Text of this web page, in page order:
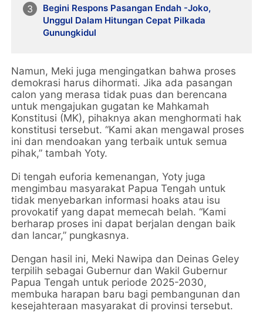
Begini Respons Pasangan Endah -Joko,
Unggul Dalam Hitungan Cepat Pilkada
Gunungkidul
Namun, Meki juga mengingatkan bahwa proses
demokrasi harus dihormati. Jika ada pasangan
calon yang merasa tidak puas dan berencana
untuk mengajukan gugatan ke Mahkamah
Konstitusi (MK), pihaknya akan menghormati hak
konstitusi tersebut. “Kami akan mengawal proses
ini dan mendoakan yang terbaik untuk semua
pihak,” tambah Yoty.
Di tengah euforia kemenangan, Yoty juga
mengimbau masyarakat Papua Tengah untuk
tidak menyebarkan informasi hoaks atau isu
provokatif yang dapat memecah belah. “Kami
berharap proses ini dapat berjalan dengan baik
dan lancar,” pungkasnya.
Dengan hasil ini, Meki Nawipa dan Deinas Geley
terpilih sebagai Gubernur dan Wakil Gubernur
Papua Tengah untuk periode 2025-2030,
membuka harapan baru bagi pembangunan dan
kesejahteraan masyarakat di provinsi tersebut.